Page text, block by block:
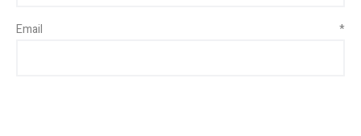
Email *